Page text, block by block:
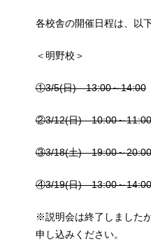
各校舎の開催日程は、以
＜明野校＞
①3/5(日) 13:00～14:00
②3/12(日) 10:00～11:00
③3/18(土) 19:00～20:00
④3/19(日) 13:00～14:00
※説明会は終了しました
申し込みください。